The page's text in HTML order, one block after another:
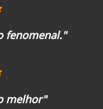
fenomenal."
melhor"